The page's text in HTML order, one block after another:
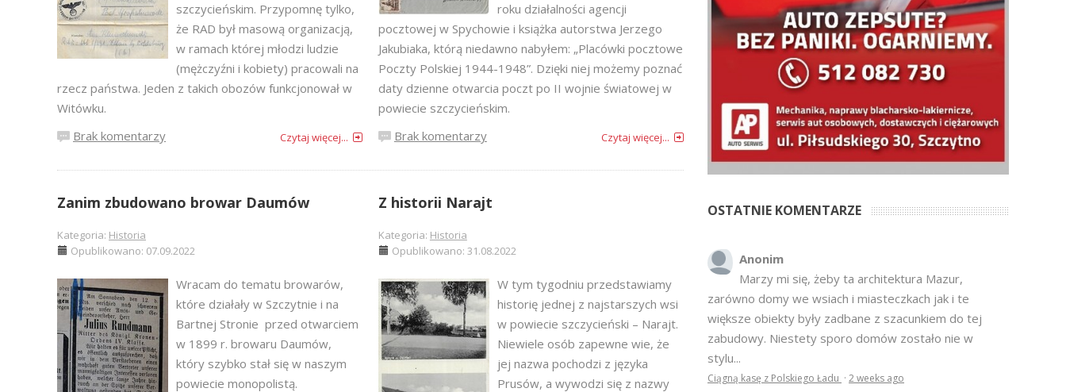
szczycieńskim. Przypomnę tylko,
że RAD był masową organizacją,
w ramach której młodzi ludzie
(mężczyźni i kobiety) pracowali na
rzecz państwa. Jeden z takich obozów funkcjonował w
Witówku.
Brak komentarzy
Czytaj więcej...
roku działalności agencji
pocztowej w Spychowie i książka autorstwa Jerzego
Jakubiaka, którą niedawno nabyłem: „Placówki pocztowe
Poczty Polskiej 1944-1948”. Dzięki niej możemy poznać
daty dzienne otwarcia poczt po II wojnie światowej w
powiecie szczycieńskim.
Brak komentarzy
Czytaj więcej...
Zanim zbudowano browar Daumów
Kategoria: Historia
Opublikowano: 07.09.2022
Wracam do tematu browarów,
które działały w Szczytnie i na
Bartnej Stronie przed otwarciem
w 1899 r. browaru Daumów,
który szybko stał się w naszym
powiecie monopolistą.
Z historii Narajt
Kategoria: Historia
Opublikowano: 31.08.2022
W tym tygodniu przedstawiamy
historię jednej z najstarszych wsi
w powiecie szczycieński – Narajt.
Niewiele osób zapewne wie, że
jej nazwa pochodzi z języka
Prusów, a wywodzi się z nazwy
OSTATNIE KOMENTARZE
Anonim
Marzy mi się, żeby ta architektura Mazur,
zarówno domy we wsiach i miasteczkach jak i te
większe obiekty były zadbane z szacunkiem do tej
zabudowy. Niestety sporo domów zostało nie w
stylu...
Ciągną kasę z Polskiego Ładu · 2 weeks ago